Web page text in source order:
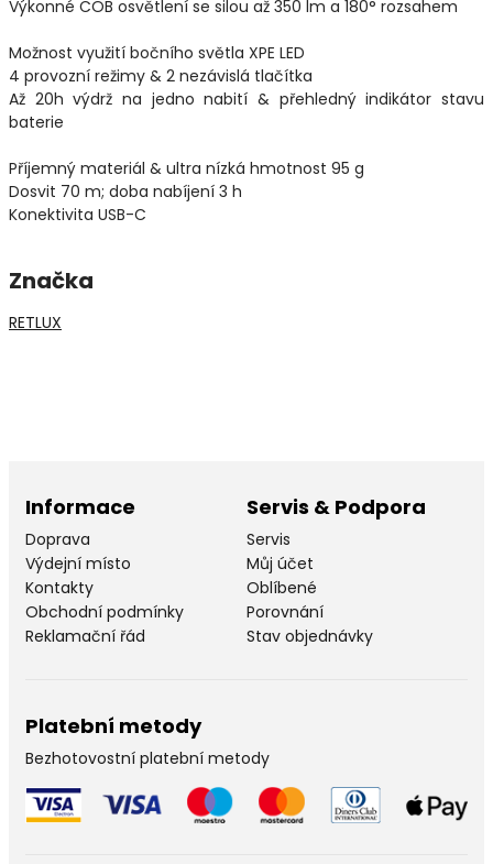
Výkonné COB osvětlení se silou až 350 lm a 180° rozsahem
Možnost využití bočního světla XPE LED
4 provozní režimy & 2 nezávislá tlačítka
Až 20h výdrž na jedno nabití & přehledný indikátor stavu
baterie
Příjemný materiál & ultra nízká hmotnost 95 g
Dosvit 70 m; doba nabíjení 3 h
Konektivita USB-C
Značka
RETLUX
Informace
Doprava
Výdejní místo
Kontakty
Obchodní podmínky
Reklamační řád
Servis & Podpora
Servis
Můj účet
Oblíbené
Porovnání
Stav objednávky
Platební metody
Bezhotovostní platební metody